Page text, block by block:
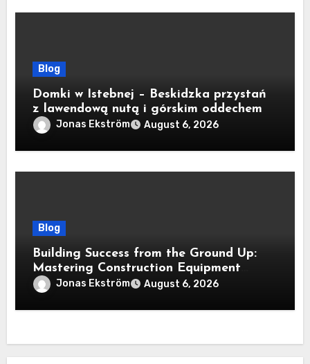
Blog
Domki w Istebnej – Beskidzka przystań
z lawendową nutą i górskim oddechem
Jonas Ekström August 6, 2026
Blog
Building Success from the Ground Up:
Mastering Construction Equipment
Financing
Jonas Ekström August 6, 2026